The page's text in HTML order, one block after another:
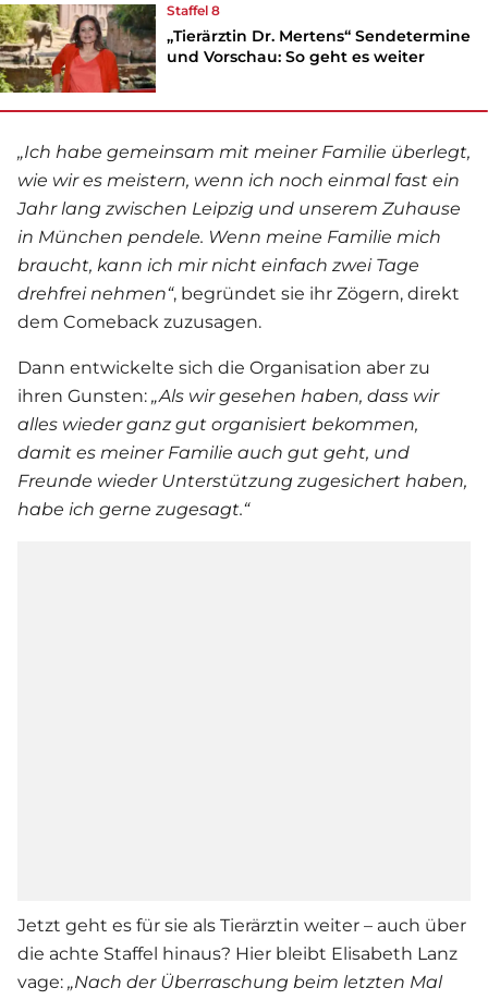
Staffel 8
„Tierärztin Dr. Mertens“ Sendetermine
und Vorschau: So geht es weiter
„Ich habe gemeinsam mit meiner Familie überlegt,
wie wir es meistern, wenn ich noch einmal fast ein
Jahr lang zwischen Leipzig und unserem Zuhause
in München pendele. Wenn meine Familie mich
braucht, kann ich mir nicht einfach zwei Tage
drehfreinehmen“, begründet sie ihr Zögern, direkt
dem Comeback zuzusagen.
Dann entwickelte sich die Organisation aber zu
ihren Gunsten: „Als wir gesehen haben, dass wir
alles wieder ganz gut organisiert bekommen,
damit es meiner Familie auch gut geht, und
Freunde wieder Unterstützung zugesichert haben,
habe ich gerne zugesagt.“
Jetzt geht es für sie als Tierärztin weiter – auch über
die achte Staffel hinaus? Hier bleibt Elisabeth Lanz
vage: „Nach der Überraschung beim letzten Mal